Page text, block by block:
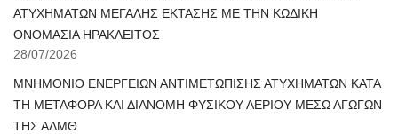
ΑΤΥΧΗΜΑΤΩΝ ΜΕΓΑΛΗΣ ΕΚΤΑΣΗΣ ΜΕ ΤΗΝ ΚΩΔΙΚΗ
ΟΝΟΜΑΣΙΑ ΗΡΑΚΛΕΙΤΟΣ
28/07/2026
ΜΝΗΜΟΝΙΟ ΕΝΕΡΓΕΙΩΝ ΑΝΤΙΜΕΤΩΠΙΣΗΣ ΑΤΥΧΗΜΑΤΩΝ ΚΑΤΑ
ΤΗ ΜΕΤΑΦΟΡΑ ΚΑΙ ΔΙΑΝΟΜΗ ΦΥΣΙΚΟΥ ΑΕΡΙΟΥ ΜΕΣΩ ΑΓΩΓΩΝ
ΤΗΣ ΑΔΜΘ